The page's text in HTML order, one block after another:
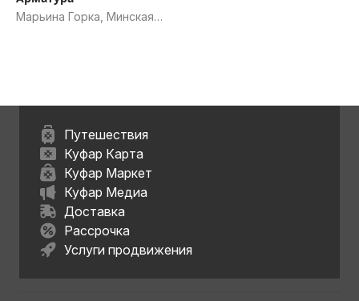
Марьина Горка, Минская
Путешествия
Куфар Карта
Куфар Маркет
Куфар Медиа
Доставка
Рассрочка
Услуги продвижения